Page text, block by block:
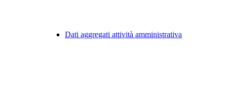
Dati aggregati attività amministrativa